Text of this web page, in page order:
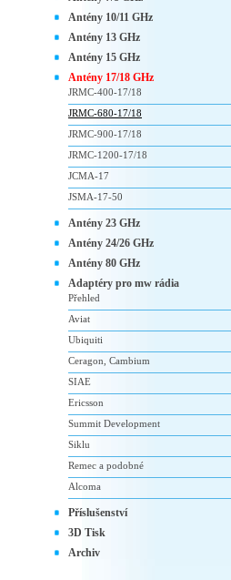
Antény 10/11 GHz
Antény 13 GHz
Antény 15 GHz
Antény 17/18 GHz
JRMC-400-17/18
JRMC-680-17/18
JRMC-900-17/18
JRMC-1200-17/18
JCMA-17
JSMA-17-50
Antény 23 GHz
Antény 24/26 GHz
Antény 80 GHz
Adaptéry pro mw rádia
Přehled
Aviat
Ubiquiti
Ceragon, Cambium
SIAE
Ericsson
Summit Development
Siklu
Remec a podobné
Alcoma
Příslušenství
3D Tisk
Archiv